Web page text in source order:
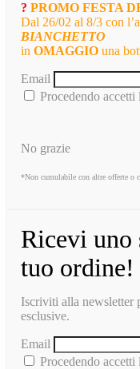
? PROMO FESTA
Dal 26/02 al 8/3 con
BIANCHETTO
in OMAGGIO una
Email
Procedendo
No grazie
*Non cumulabile con altre offerte o
Ricevi uno
tuo ordine!
Iscriviti alla newsletter
esclusive.
Email
Procedendo